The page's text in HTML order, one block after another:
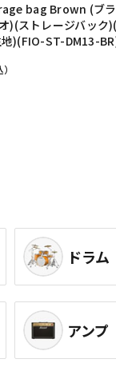
bag Brown (ブ
)(ストレージバック
)(FIO-ST-DM13-
ドラム
アンプ